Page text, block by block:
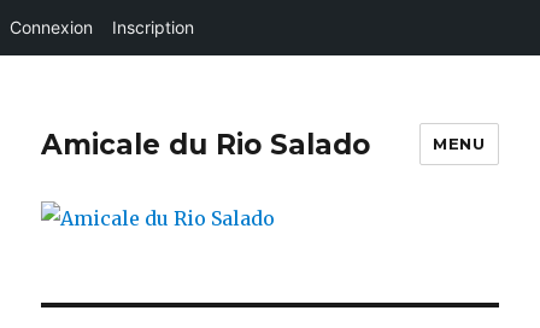
Connexion Inscription
Amicale du Rio Salado MENU